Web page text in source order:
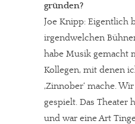
gründen?
Joe Knipp: Eigentlich
irgendwelchen
habe Musik gemacht
Kollegen, mit denen
‚Zinnober‘ mache.
gespielt. Das Theater
und war eine Art